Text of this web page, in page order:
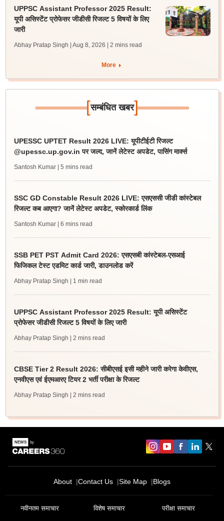
UPPSC Assistant Professor 2025 Result:
यूपी असिस्टेंट प्रोफेसर जीडीसी रिजल्ट 5 विषयों के लिए
जारी
Abhay Pratap Singh | Aug 8, 2026 | 2 mins read
More
[सम्बंधित खबर]
UPESSC UPTET Result 2026 LIVE: यूपीटीईटी रिजल्ट
@upessc.up.gov.in पर जल्द, जानें लेटेस्ट अपडेट, पासिंग मार्क्स
Santosh Kumar | 5 mins read
SSC GD Constable Result 2026 LIVE: एसएससी जीडी कांस्टेबल
रिजल्ट कब आएगा? जानें लेटेस्ट अपडेट, स्कोरकार्ड लिंक
Santosh Kumar | 6 mins read
SSB PET PST Admit Card 2026: एसएसबी कांस्टेबल-एसआई
फिजिकल टेस्ट एडमिट कार्ड जारी, डाउनलोड करें
Abhay Pratap Singh | 1 min read
UPPSC Assistant Professor 2025 Result: यूपी असिस्टेंट
प्रोफेसर जीडीसी रिजल्ट 5 विषयों के लिए जारी
Abhay Pratap Singh | 2 mins read
CBSE Tier 2 Result 2026: सीबीएसई इसी महीने जारी करेगा केवीएस,
एनवीएस एवं ईएमआरए टियर 2 भर्ती परीक्षा के रिजल्ट
Abhay Pratap Singh | 2 mins read
About Contact Us Site Map Blogs
नवीनतम समाचार विशेष समाचार परीक्षा समाचार